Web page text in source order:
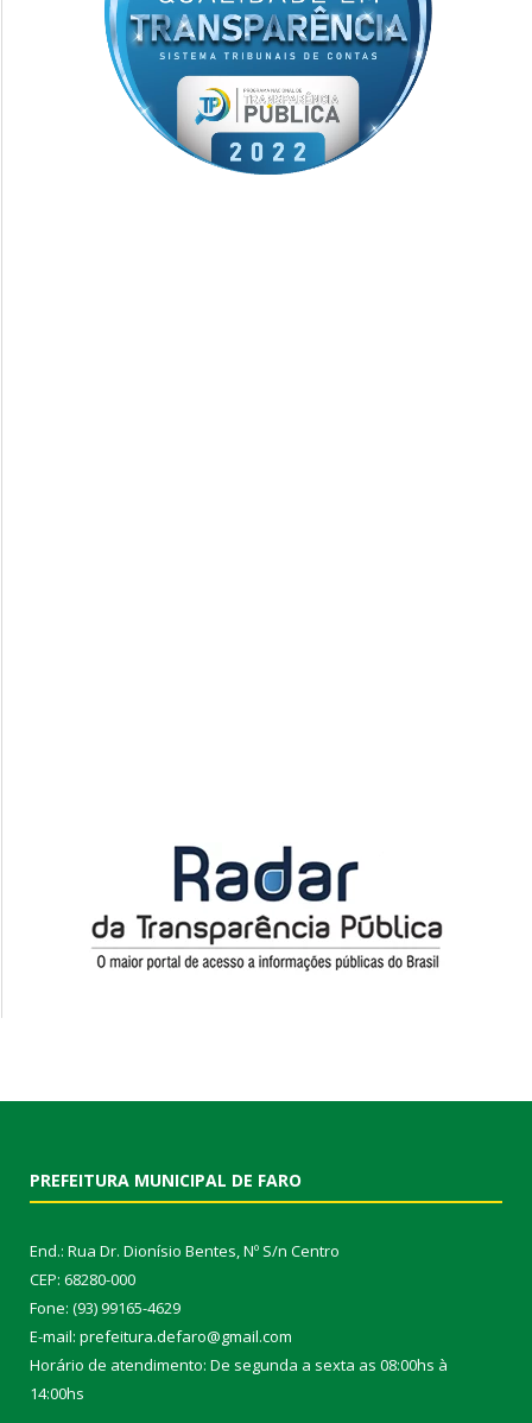
PREFEITURA MUNICIPAL DE FARO
End.: Rua Dr. Dionísio Bentes, Nº S/n Centro
CEP: 68280-000
Fone: (93) 99165-4629
E-mail: prefeitura.defaro@gmail.com
Horário de atendimento: De segunda a sexta as 08:00hs à
14:00hs